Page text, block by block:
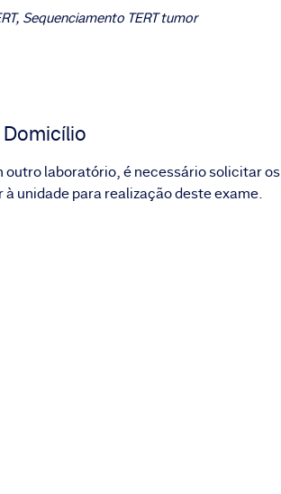
Sequenciamento TERT tumor
outro laboratório, é necessário solicitar os
unidade para realização deste exame.